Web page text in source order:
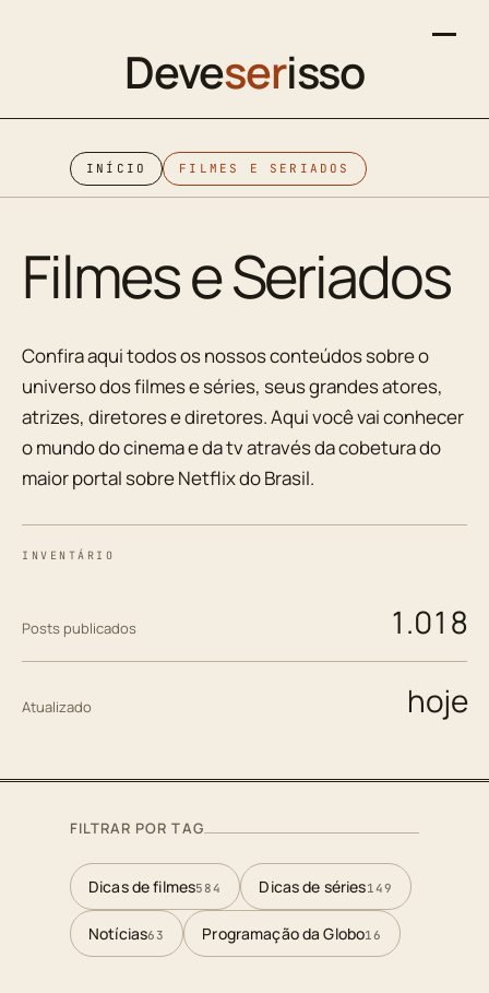
Deveserisso
INÍCIO FILMES E SERIADOS
Filmes e Seriados
Confira aqui todos os nossos conteúdos sobre o
universo dos filmes e séries, seus grandes atores,
atrizes, diretores e diretores. Aqui você vai conhecer
o mundo do cinema e da tv através da cobetura do
maior portal sobre Netflix do Brasil.
INVENTÁRIO
Posts publicados 1.018
Atualizado hoje
FILTRAR POR TAG
Dicas de filmes584 Dicas de séries149
Notícias63 Programação da Globo16